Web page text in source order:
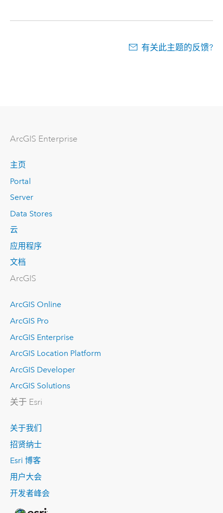
有关此主题的反馈?
ArcGIS Enterprise
主页
Portal
Server
Data Stores
云
应用程序
文档
ArcGIS
ArcGIS Online
ArcGIS Pro
ArcGIS Enterprise
ArcGIS Location Platform
ArcGIS Developer
ArcGIS Solutions
关于 Esri
关于我们
招贤纳士
Esri 博客
用户大会
开发者峰会